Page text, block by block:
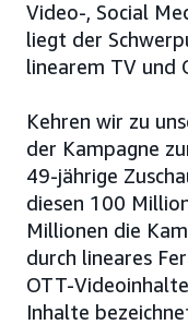
Video-, Social
liegt der
linearem TV und
Kehren wir zu
der Kampagne
49-jährige
diesen 100
Millionen die
durch lineares
OTT-
Inhalte